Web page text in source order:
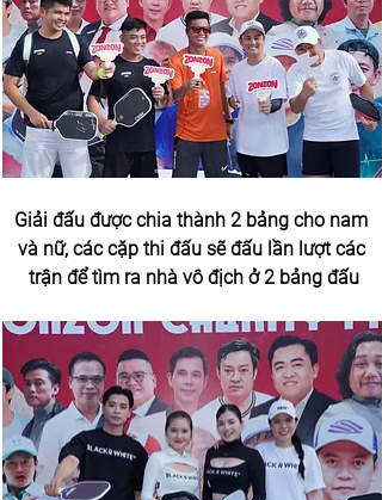
Giải đấu được chia thành 2 bảng cho nam
và nữ, các cặp thi đấu sẽ đấu lần lượt các
trận để tìm ra nhà vô địch ở 2 bảng đấu